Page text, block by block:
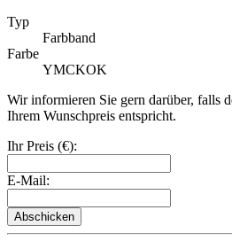
Typ
Farbband
Farbe
YMCKOK
Wir informieren Sie gern darüber, falls
Ihrem Wunschpreis entspricht.
Ihr Preis (€):
E-Mail:
Abschicken